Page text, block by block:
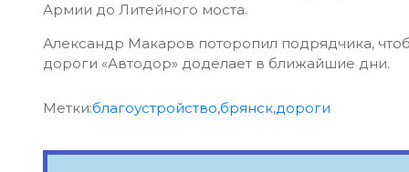
Армии до Литейного моста.
Александр Макаров поторопил подрядчика,
дороги «Автодор» доделает в ближайшие дни.
Метки:благоустройство,брянск,дороги